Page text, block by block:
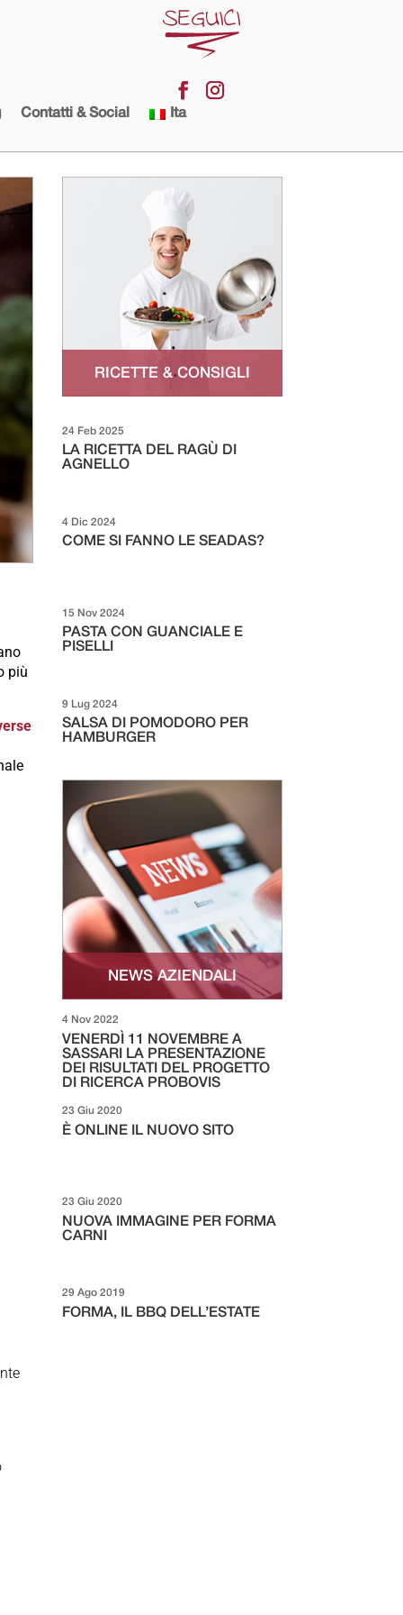
Contatti & Social Ita
più
RICETTE & CONSIGLI
LA RICETTA DEL RAGÙ DI
AGNELLO
24 Feb 2025
COME SI FANNO LE SEADAS?
4 Dic 2024
PASTA CON GUANCIALE E
PISELLI
15 Nov 2024
SALSA DI POMODORO PER
HAMBURGER
9 Lug 2024
NEWS AZIENDALI
VENERDÌ 11 NOVEMBRE A
SASSARI LA PRESENTAZIONE
DEI RISULTATI DEL PROGETTO
DI RICERCA PROBOVIS
4 Nov 2022
È ONLINE IL NUOVO SITO
23 Giu 2020
NUOVA IMMAGINE PER FORMA
CARNI
23 Giu 2020
FORMA, IL BBQ DELL’ESTATE
29 Ago 2019